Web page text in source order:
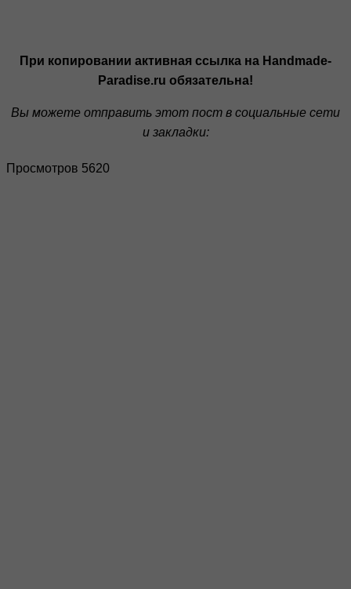
При копировании активная ссылка на Handmade-
Paradise.ru обязательна!
Вы можете отправить этот пост в социальные сети
и закладки:
Просмотров 5620